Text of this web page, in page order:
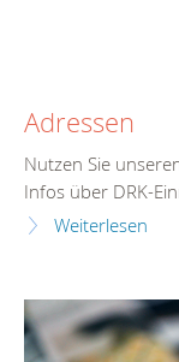
Adressen
Nutzen Sie
Infos über DRK-
Weiterlesen